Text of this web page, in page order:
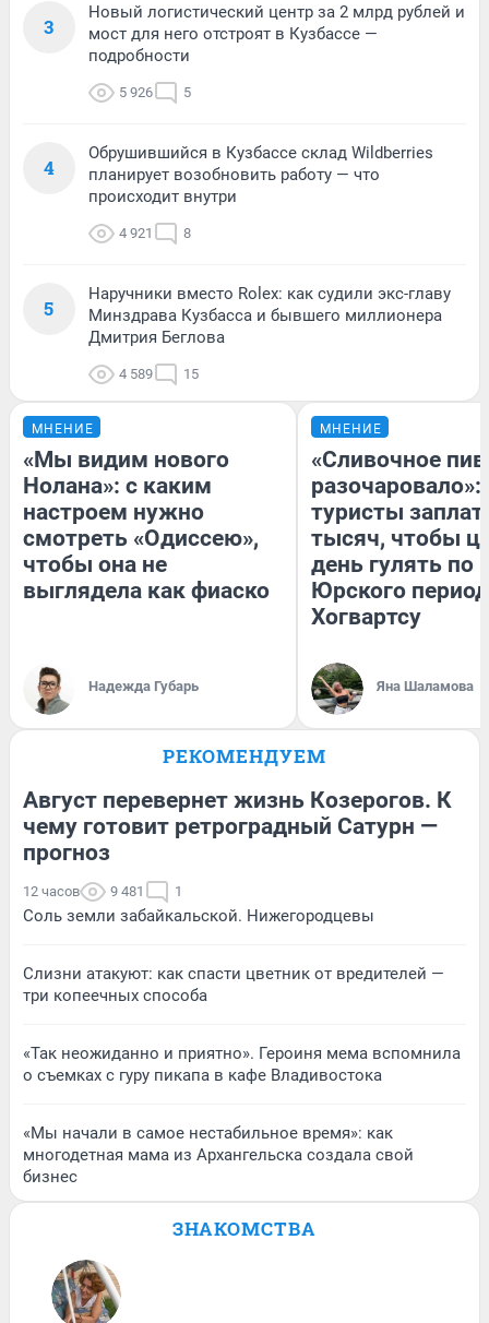
3
Новый логистический центр за 2 млрд рублей и
мост для него отстроят в Кузбассе —
подробности
5 926 5
4
Обрушившийся в Кузбассе склад Wildberries
планирует возобновить работу — что
происходит внутри
4 921 8
5
Наручники вместо Rolex: как судили экс-главу
Минздрава Кузбасса и бывшего миллионера
Дмитрия Беглова
4 589 15
МНЕНИЕ
«Мы видим нового
Нолана»: с каким
настроем нужно
смотреть «Одиссею»,
чтобы она не
выглядела как фиаско
Надежда Губарь
МНЕНИЕ
«Сливочное
разочаровало»:
туристы
тысяч, чтобы
день гулять по
Юрского
Хогвартсу
Яна Шаламова
РЕКОМЕНДУЕМ
Август перевернет жизнь Козерогов. К
чему готовит ретроградный Сатурн —
прогноз
12 часов 9 481 1
Соль земли забайкальской. Нижегородцевы
Слизни атакуют: как спасти цветник от вредителей —
три копеечных способа
«Так неожиданно и приятно». Героиня мема вспомнила
о съемках с гуру пикапа в кафе Владивостока
«Мы начали в самое нестабильное время»: как
многодетная мама из Архангельска создала свой
бизнес
ЗНАКОМСТВА